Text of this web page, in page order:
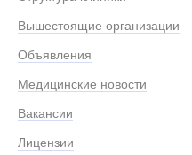
Вышестоящие организации
Объявления
Медицинские новости
Вакансии
Лицензии